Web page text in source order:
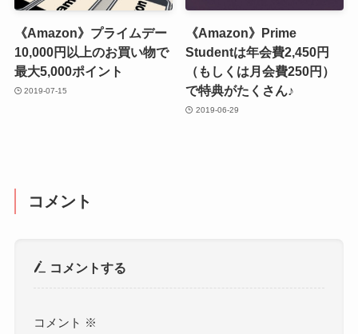
《Amazon》プライムデー
10,000円以上のお買い物で
最大5,000ポイント
2019-07-15
《Amazon》Prime
Studentは年会費2,450円
（もしくは月会費250円）
で特典がたくさん♪
2019-06-29
コメント
コメントする
コメント ※